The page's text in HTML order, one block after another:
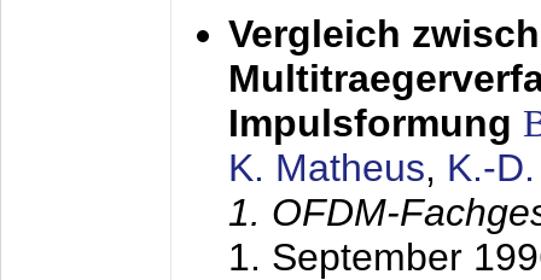
Vergleich
Impulsformung
K. Matheus, K.-
1. OFDM-
1. September